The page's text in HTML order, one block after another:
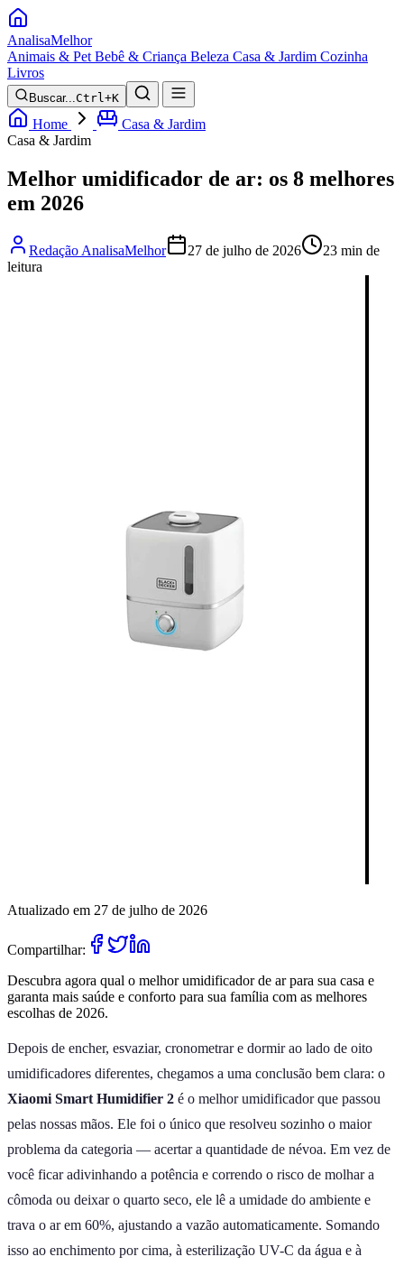
AnalisaMelhor
Animais & Pet Bebê & Criança Beleza Casa & Jardim Cozinha
Livros
Buscar...Ctrl+K
Home
Casa & Jardim
Casa & Jardim
Melhor umidificador de ar: os 8 melhores
em 2026
Redação AnalisaMelhor 27 de julho de 2026
23 min de
leitura
Atualizado em 27 de julho de 2026
Compartilhar:
Descubra agora qual o melhor umidificador de ar para sua casa e
garanta mais saúde e conforto para sua família com as melhores
escolhas de 2026.
Depois de encher, esvaziar, cronometrar e dormir ao lado de oito
umidificadores diferentes, chegamos a uma conclusão bem clara: o
Xiaomi Smart Humidifier 2 é o melhor umidificador que passou
pelas nossas mãos. Ele foi o único que resolveu sozinho o maior
problema da categoria — acertar a quantidade de névoa. Em vez de
você ficar adivinhando a potência e correndo o risco de molhar a
cômoda ou deixar o quarto seco, ele lê a umidade do ambiente e
trava o ar em 60%, ajustando a vazão automaticamente. Somando
isso ao enchimento por cima, à esterilização UV-C da água e à